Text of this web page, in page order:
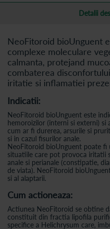
Detalii
NeoFitoroid bioUnguent
complexe moleculare
calmanta, protejand
combaterea
iritatie si inflamatiei
Indicatii:
NeoFitoroid bioUnguent este
hemoroizilor (interni si externi) si
cum ar fi durerea, arsurile si
si in cazul fisurilor anale.
NeoFitoroid bioUnguent poate
situatiile care pot provoca iritatii
anale si perianale (constipatie,
de viata). NeoFitoroid
si al alaptarii.
Cum actioneaza:
Actiunea NeoFitoroid se obtine
constituit din fractia lipofila
specifice a Helichrysum care,